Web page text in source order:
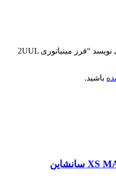
اولین کسی باشید که دیدگاهی می نویسد “فرز مینیاتوری 2UUL
باشید.
کابل پراب ایفون از 4S تا XS MAX سانشاین